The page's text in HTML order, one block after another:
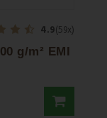
4.9(59x)
g/m² EMI